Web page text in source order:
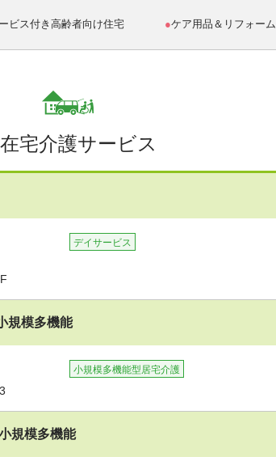
ビス付き高齢者向け住宅 ●ケア用品＆リフォーム
在宅介護サービス
デイサービス
規模多機能
小規模多機能型居宅介護
規模多機能